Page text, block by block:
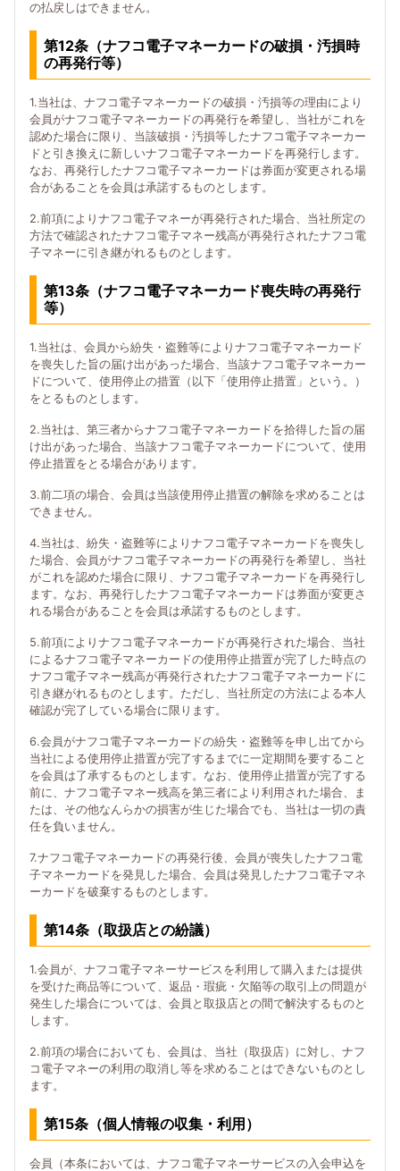
の払戻しはできません。
第12条（ナフコ電子マネーカードの破損・汚損時
の再発行等）
1.当社は、ナフコ電子マネーカードの破損・汚損等の理由により
会員がナフコ電子マネーカードの再発行を希望し、当社がこれを
認めた場合に限り、当該破損・汚損等したナフコ電子マネーカー
ドと引き換えに新しいナフコ電子マネーカードを再発行します。
なお、再発行したナフコ電子マネーカードは券面が変更される場
合があることを会員は承諾するものとします。
2.前項によりナフコ電子マネーが再発行された場合、当社所定の
方法で確認されたナフコ電子マネー残高が再発行されたナフコ電
子マネーに引き継がれるものとします。
第13条（ナフコ電子マネーカード喪失時の再発行
等）
1.当社は、会員から紛失・盗難等によりナフコ電子マネーカード
を喪失した旨の届け出があった場合、当該ナフコ電子マネーカー
ドについて、使用停止の措置（以下「使用停止措置」という。）
をとるものとします。
2.当社は、第三者からナフコ電子マネーカードを拾得した旨の届
け出があった場合、当該ナフコ電子マネーカードについて、使用
停止措置をとる場合があります。
3.前二項の場合、会員は当該使用停止措置の解除を求めることは
できません。
4.当社は、紛失・盗難等によりナフコ電子マネーカードを喪失し
た場合、会員がナフコ電子マネーカードの再発行を希望し、当社
がこれを認めた場合に限り、ナフコ電子マネーカードを再発行し
ます。なお、再発行したナフコ電子マネーカードは券面が変更さ
れる場合があることを会員は承諾するものとします。
5.前項によりナフコ電子マネーカードが再発行された場合、当社
によるナフコ電子マネーカードの使用停止措置が完了した時点の
ナフコ電子マネー残高が再発行されたナフコ電子マネーカードに
引き継がれるものとします。ただし、当社所定の方法による本人
確認が完了している場合に限ります。
6.会員がナフコ電子マネーカードの紛失・盗難等を申し出てから
当社による使用停止措置が完了するまでに一定期間を要すること
を会員は了承するものとします。なお、使用停止措置が完了する
前に、ナフコ電子マネー残高を第三者により利用された場合、ま
たは、その他なんらかの損害が生じた場合でも、当社は一切の責
任を負いません。
7.ナフコ電子マネーカードの再発行後、会員が喪失したナフコ電
子マネーカードを発見した場合、会員は発見したナフコ電子マネ
ーカードを破棄するものとします。
第14条（取扱店との紛議）
1.会員が、ナフコ電子マネーサービスを利用して購入または提供
を受けた商品等について、返品・瑕疵・欠陥等の取引上の問題が
発生した場合については、会員と取扱店との間で解決するものと
します。
2.前項の場合においても、会員は、当社（取扱店）に対し、ナフ
コ電子マネーの利用の取消し等を求めることはできないものとし
ます。
第15条（個人情報の収集・利用）
会員（本条においては、ナフコ電子マネーサービスの入会申込を